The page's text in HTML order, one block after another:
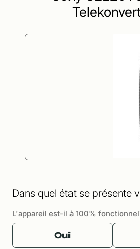
Dans quel état se présente
L'appareil est-il à 100%
Oui